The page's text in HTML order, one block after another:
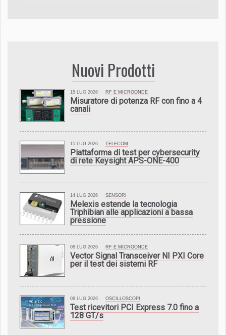
Nuovi Prodotti
15 LUG 2026 RF E MICROONDE
Misuratore di potenza RF con fino a 4
canali
15 LUG 2026 TELECOM
Piattaforma di test per cybersecurity
di rete Keysight APS-ONE-400
14 LUG 2026 SENSORI
Melexis estende la tecnologia
Triphibian alle applicazioni a bassa
pressione
08 LUG 2026 RF E MICROONDE
Vector Signal Transceiver NI PXI Core
per il test dei sistemi RF
08 LUG 2026 OSCILLOSCOPI
Test ricevitori PCI Express 7.0 fino a
128 GT/s